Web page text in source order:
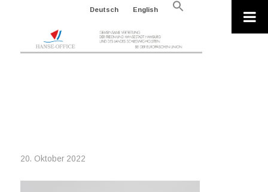
Deutsch English
Search
20. Oktober 2022